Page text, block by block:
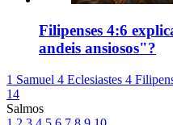
Filipenses 4:6
andeis ansiosos"?
1 Samuel 4 Eclesiastes 4
14
Salmos